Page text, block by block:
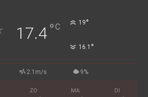
17.4°C 19°
16.1 °
2.1m/s 9%
ZO MA DI